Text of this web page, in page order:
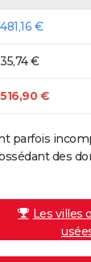
481,16 €
35,74 €
516,90 €
parfois
des
Les villes